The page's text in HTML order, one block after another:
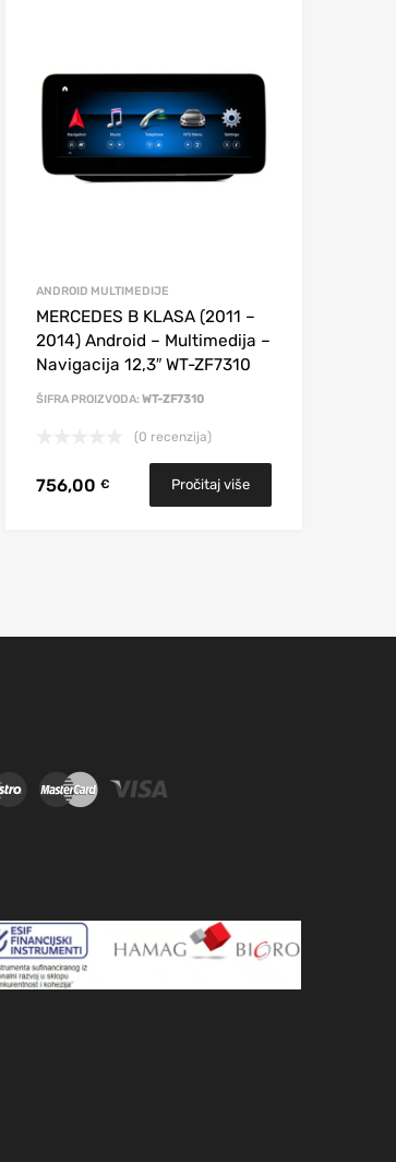
ANDROID MULTIMEDIJE
MERCEDES B KLASA (2011 –
2014) Android – Multimedija –
Navigacija 12,3″ WT-ZF7310
ŠIFRA PROIZVODA: WT-ZF7310
(0 recenzija)
756,00 € Pročitaj više